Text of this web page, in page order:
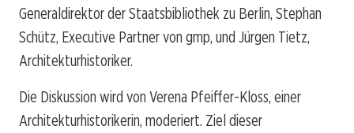
Generaldirektor der Staatsbibliothek zu Berlin, Stephan
Schütz, Executive Partner von gmp, und Jürgen Tietz,
Architekturhistoriker.
Die Diskussion wird von Verena Pfeiffer-Kloss, einer
Architekturhistorikerin, moderiert. Ziel dieser